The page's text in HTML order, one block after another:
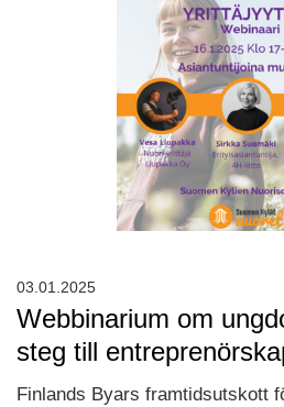
Webbinarium om
steg till
Finlands Byars framtidsutskott
03.01.2025